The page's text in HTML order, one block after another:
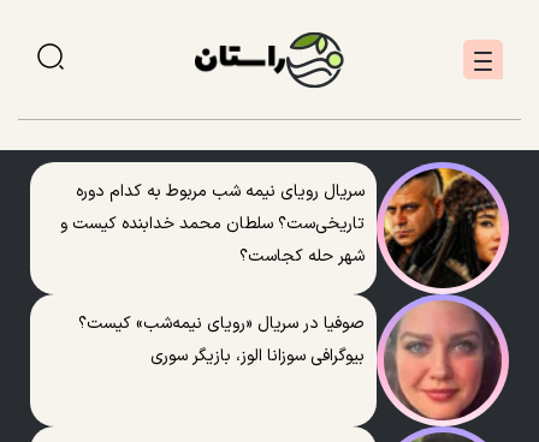
سریال رویای نیمه شب مربوط به کدام دوره
تاریخی‌ست؟ سلطان محمد خدابنده کیست و
شهر حله کجاست؟
صوفیا در سریال «رویای نیمه‌شب» کیست؟
بیوگرافی سوزانا الوز، بازیگر سوری